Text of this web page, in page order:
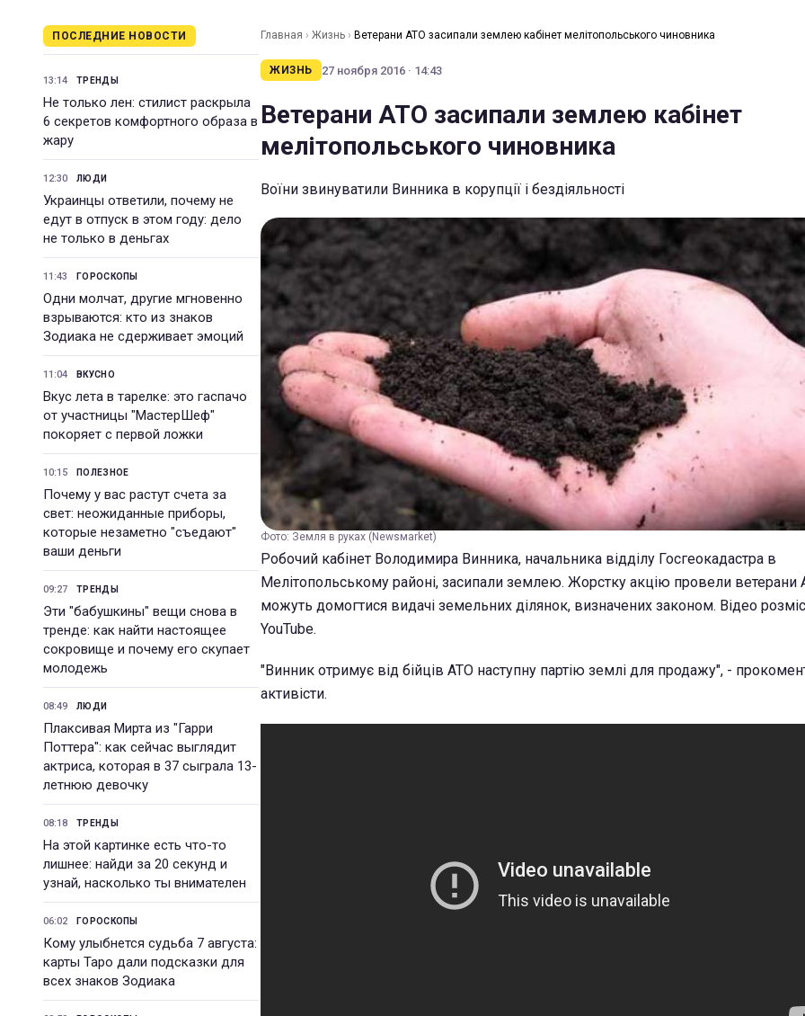
ПОСЛЕДНИЕ НОВОСТИ
13:14 ТРЕНДЫ
Не только лен: стилист раскрыла
6 секретов комфортного образа в
жару
12:30 ЛЮДИ
Украинцы ответили, почему не
едут в отпуск в этом году: дело
не только в деньгах
11:43 ГОРОСКОПЫ
Одни молчат, другие мгновенно
взрываются: кто из знаков
Зодиака не сдерживает эмоций
11:04 ВКУСНО
Вкус лета в тарелке: это гаспачо
от участницы "МастерШеф"
покоряет с первой ложки
10:15 ПОЛЕЗНОЕ
Почему у вас растут счета за
свет: неожиданные приборы,
которые незаметно "съедают"
ваши деньги
09:27 ТРЕНДЫ
Эти "бабушкины" вещи снова в
тренде: как найти настоящее
сокровище и почему его скупает
молодежь
08:49 ЛЮДИ
Плаксивая Мирта из "Гарри
Поттера": как сейчас выглядит
актриса, которая в 37 сыграла 13-
летнюю девочку
08:18 ТРЕНДЫ
На этой картинке есть что-то
лишнее: найди за 20 секунд и
узнай, насколько ты внимателен
06:02 ГОРОСКОПЫ
Кому улыбнется судьба 7 августа:
карты Таро дали подсказки для
всех знаков Зодиака
Главная › Жизнь › Ветерани АТО засипали землею кабінет мелітопольського чиновника
ЖИЗНЬ 27 ноября 2016 · 14:43
Ветерани АТО засипали землею кабінет
мелітопольського чиновника
Воїни звинуватили Винника в корупції і бездіяльності
Фото: Земля в руках (Newsмarket)
Робочий кабінет Володимира Винника, начальника відділу Госгеокадастра в
Мелітопольському районі, засипали землею. Жорстку акцію провели ветерани
можуть домогтися видачі земельних ділянок, визначених законом. Відео
YouTube.
"Винник отримує від бійців АТО наступну партію землі для продажу", -
активісти.